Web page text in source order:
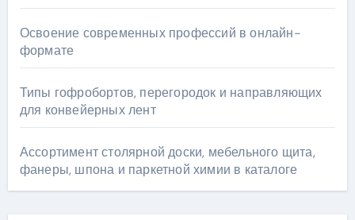
Освоение современных профессий в онлайн-
формате
Типы гофробортов, перегородок и направляющих
для конвейерных лент
Ассортимент столярной доски, мебельного щита,
фанеры, шпона и паркетной химии в каталоге